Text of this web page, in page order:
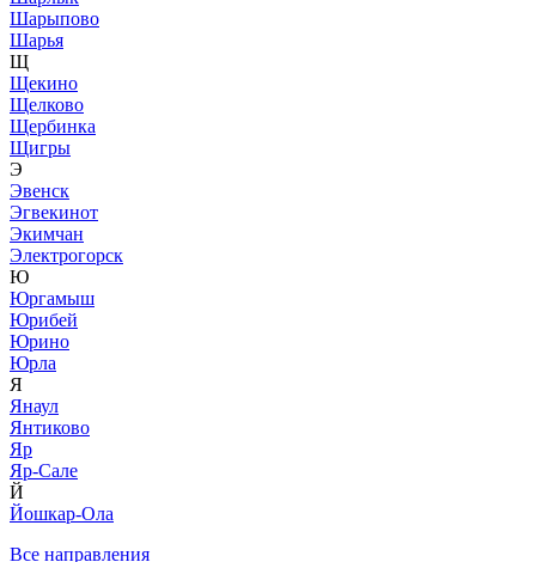
Шарыпово
Шарья
Щ
Щекино
Щелково
Щербинка
Щигры
Э
Эвенск
Эгвекинот
Экимчан
Электрогорск
Ю
Юргамыш
Юрибей
Юрино
Юрла
Я
Янаул
Янтиково
Яр
Яр-Сале
Й
Йошкар-Ола
Все направления